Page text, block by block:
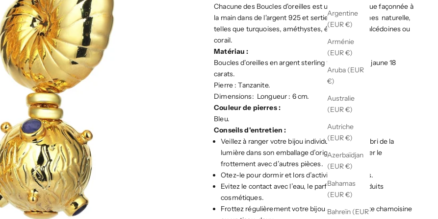
Argentine
(EUR €)
Arménie
(EUR €)
Aruba (EUR
€)
Australie
(EUR €)
Autriche
(EUR €)
Azerbaïdjan
(EUR €)
Bahamas
(EUR €)
Bahreïn (EUR
Chacune des Boucles d'oreilles est une pièce unique façonnée à
la main dans de l'argent 925 et sertie de pierres fines naturelle,
telles que turquoises, améthystes, émeraudes, calcédoines ou
corail.
Matériau :
Boucles d'oreilles en argent sterling 925 plaqué or jaune 18
carats.
Pierre : Tanzanite.
Dimensions: Longueur : 6 cm.
Couleur de pierres :
Bleu.
Conseils d'entretien :
Veillez à ranger votre bijou individuellement à l’abri de la
lumière dans son emballage d’origine afin d’éviter le
frottement avec d’autres pièces.
Otez-le pour dormir et lors d’activités physiques.
Evitez le contact avec l’eau, le parfum et les produits
cosmétiques.
Frottez régulièrement votre bijou avec une petite chamoisine